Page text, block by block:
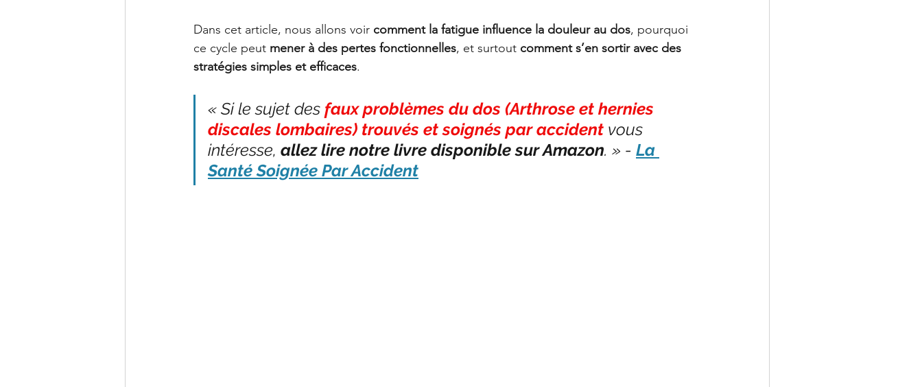
Dans cet article, nous allons voir comment la fatigue influence la douleur au dos, pourquoi
ce cycle peut mener à des pertes fonctionnelles, et surtout comment s’en sortir avec des
stratégies simples et efficaces.
« Si le sujet des faux problèmes du dos (Arthrose et hernies
discales lombaires) trouvés et soignés par accident vous
intéresse, allez lire notre livre disponible sur Amazon. » - La
Santé Soignée Par Accident